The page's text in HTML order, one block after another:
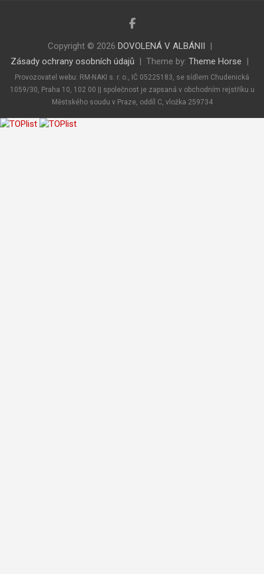
Copyright © 2026 DOVOLENÁ V ALBÁNII
Zásady ochrany osobních údajů
Theme by: Theme Horse
Provozovatel webu: RM-NAKI s. r. o., IČ 05225183, se sídlem Chudenická
1059/30, Praha 10, 102 00 || společnost je zapsaná v obchodním rejstříku u
Městského soudu v Praze, oddíl C, vložka 259734